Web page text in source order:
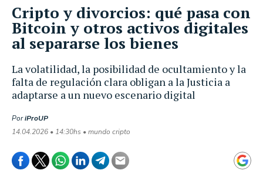
La volatilidad, la posibilidad de ocultamiento y la
falta de regulación clara obligan a la Justicia a
adaptarse a un nuevo escenario digital
PoriProUP
14.04.2026 • 14:30hs • mundo cripto
Cripto y divorcios: qué pasa con
Bitcoin y otros activos digitales
al separarse los bienes